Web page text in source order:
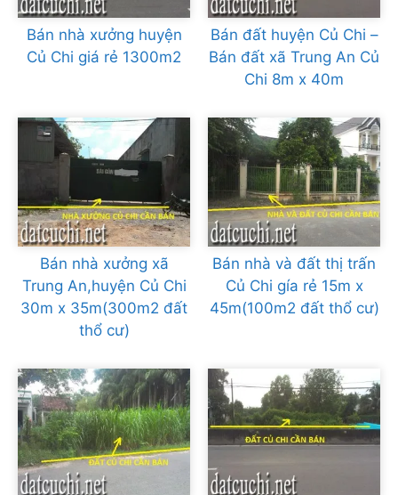
Bán nhà xưởng huyện
Củ Chi giá rẻ 1300m2
Bán đất huyện Củ Chi –
Bán đất xã Trung An Củ
Chi 8m x 40m
Bán nhà xưởng xã
Trung An,huyện Củ Chi
30m x 35m(300m2 đất
thổ cư)
Bán nhà và đất thị trấn
Củ Chi gía rẻ 15m x
45m(100m2 đất thổ cư)